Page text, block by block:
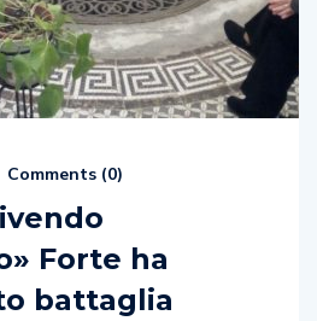
Comments (0)
Forte ha
battaglia